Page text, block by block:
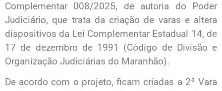
Complementar 008/2025, de autoria do Poder
Judiciário, que trata da criação de varas e altera
dispositivos da Lei Complementar Estadual 14, de
17 de dezembro de 1991 (Código de Divisão e
Organização Judiciárias do Maranhão).
De acordo com o projeto, ficam criadas a 2ª Vara